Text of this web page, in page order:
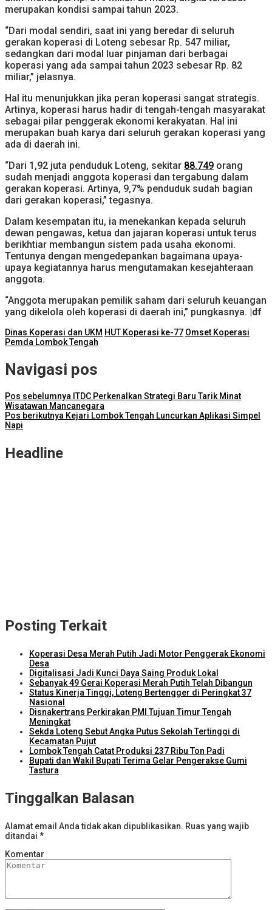
merupakan kondisi sampai tahun 2023.
“Dari modal sendiri, saat ini yang beredar di seluruh
gerakan koperasi di Loteng sebesar Rp. 547 miliar,
sedangkan dari modal luar pinjaman dari berbagai
koperasi yang ada sampai tahun 2023 sebesar Rp. 82
miliar,” jelasnya.
Hal itu menunjukkan jika peran koperasi sangat strategis.
Artinya, koperasi harus hadir di tengah-tengah masyarakat
sebagai pilar penggerak ekonomi kerakyatan. Hal ini
merupakan buah karya dari seluruh gerakan koperasi yang
ada di daerah ini.
“Dari 1,92 juta penduduk Loteng, sekitar 88.749 orang
sudah menjadi anggota koperasi dan tergabung dalam
gerakan koperasi. Artinya, 9,7% penduduk sudah bagian
dari gerakan koperasi,” tegasnya.
Dalam kesempatan itu, ia menekankan kepada seluruh
dewan pengawas, ketua dan jajaran koperasi untuk terus
berikhtiar membangun sistem pada usaha ekonomi.
Tentunya dengan mengedepankan bagaimana upaya-
upaya kegiatannya harus mengutamakan kesejahteraan
anggota.
“Anggota merupakan pemilik saham dari seluruh keuangan
yang dikelola oleh koperasi di daerah ini,” pungkasnya. |df
Dinas Koperasi dan UKM HUT Koperasi ke-77 Omset Koperasi
Pemda Lombok Tengah
Navigasi pos
Pos sebelumnya ITDC Perkenalkan Strategi Baru Tarik Minat
Wisatawan Mancanegara
Pos berikutnya Kejari Lombok Tengah Luncurkan Aplikasi Simpel
Napi
Headline
Posting Terkait
Koperasi Desa Merah Putih Jadi Motor Penggerak Ekonomi
Desa
Digitalisasi Jadi Kunci Daya Saing Produk Lokal
Sebanyak 49 Gerai Koperasi Merah Putih Telah Dibangun
Status Kinerja Tinggi, Loteng Bertengger di Peringkat 37
Nasional
Disnakertrans Perkirakan PMI Tujuan Timur Tengah
Meningkat
Sekda Loteng Sebut Angka Putus Sekolah Tertinggi di
Kecamatan Pujut
Lombok Tengah Catat Produksi 237 Ribu Ton Padi
Bupati dan Wakil Bupati Terima Gelar Pengerakse Gumi
Tastura
Tinggalkan Balasan
Alamat email Anda tidak akan dipublikasikan. Ruas yang wajib
ditandai *
Komentar